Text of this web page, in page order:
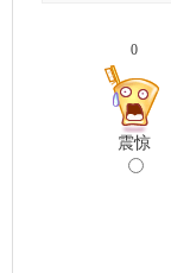
0
震惊